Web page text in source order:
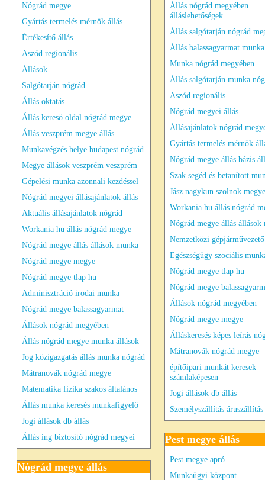
Nógrád megye
Gyártás termelés mérnök állás
Értékesítő állás
Aszód regionális
Állások
Salgótarján nógrád
Állás oktatás
Állás keresö oldal nógrád megye
Állás veszprém megye állás
Munkavégzés helye budapest nógrád
Megye állások veszprém veszprém
Gépelési munka azonnali kezdéssel
Nógrád megyei állásajánlatok állás
Aktuális állásajánlatok nógrád
Workania hu állás nógrád megye
Nógrád megye állás állások munka
Nógrád megye megye
Nógrád megye tlap hu
Adminisztráció irodai munka
Nógrád megye balassagyarmat
Állások nógrád megyében
Állás nógrád megye munka állások
Jog közigazgatás állás munka nógrád
Mátranovák nógrád megye
Matematika fizika szakos általános
Állás munka keresés munkafigyelő
Jogi állások db állás
Állás ing biztosító nógrád megyei
Nógrád megye állás
Állás nógrád megyében
álláslehetőségek
Állás salgótarján nógrád
Állás balassagyarmat
Munka nógrád megyében
Állás salgótarján munka
Aszód regionális
Nógrád megyei állás
Állásajánlatok nógrád
Gyártás termelés mérnök
Nógrád megye állás bázis
Szak segéd és betanított
Jász nagykun szolnok megye
Workania hu állás nógrád
Nógrád megye állás állások
Nemzetközi
Egészségügy szociális
Nógrád megye tlap hu
Nógrád megye
Állások nógrád megyében
Nógrád megye megye
Álláskeresés képes leírás
Mátranovák nógrád megye
építőipari munkát keresek
számlaképesen
Jogi állások db állás
Személyszállítás áruszállítás
Pest megye állás
Pest megye apró
Munkaügyi központ